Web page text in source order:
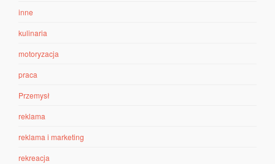
inne
kulinaria
motoryzacja
praca
Przemysł
reklama
reklama i marketing
rekreacja